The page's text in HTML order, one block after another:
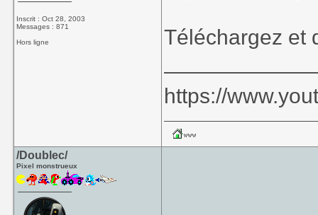
Inscrit : Oct 28, 2003
Messages : 871
Hors ligne
Téléchargez et
https://
/Doublec/
Pixel monstrueux